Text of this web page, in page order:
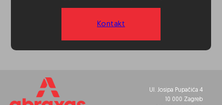
Kontakt
Ul. Josipa Pupačića 4
10 000 Zagreb